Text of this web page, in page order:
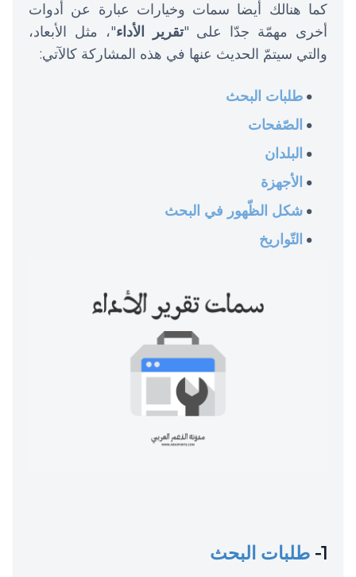
كما هنالك أيضا سمات وخيارات عبارة عن أدوات
أخرى مهمّة جدّا على "تقرير الأداء"، مثل الأبعاد،
والتي سيتمّ الحديث عنها في هذه المشاركة كالآتي:
طلبات البحث
الصّفحات
البلدان
الأجهزة
شكل الظّهور في البحث
التّواريخ
1- طلبات البحث